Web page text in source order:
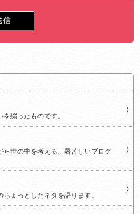
綴ったものです。
ら世の中を考える、暑苦しいブログ
ょっとしたネタを語ります。